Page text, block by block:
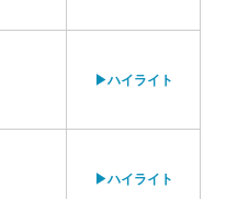
▶ハイライト
▶ハイライト